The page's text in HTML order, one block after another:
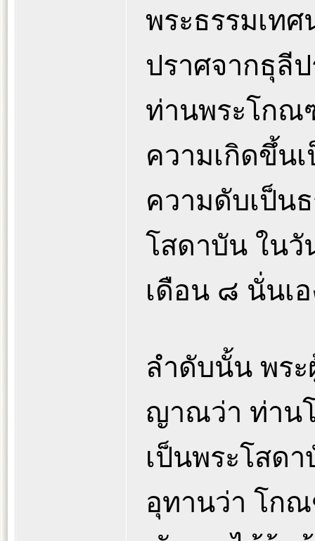
พระธรรมเท
ปราศจากธุลี
ท่านพระโกณ
ความเกิดขึ้น
ความดับเป็น
โสดาบัน ใน
เดือน ๘ นั่นเอ
ลำดับนั้น พระ
ญาณว่า ท่าน
เป็นพระโสด
อุทานว่า โก